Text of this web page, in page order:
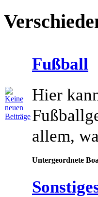
Fußball
Hier
allem,
Untergeordnete